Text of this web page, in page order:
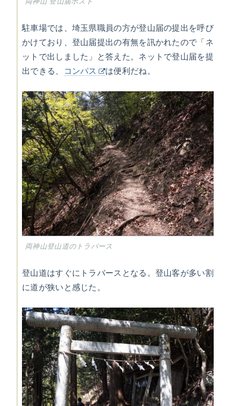
駐車場では、埼玉県職員の方が登山届の提出を呼び
かけており、登山届提出の有無を訊かれたので「ネ
ットで出しました」と答えた。ネットで登山届を提
出できる、
コンパス は便利だね。
両神山登山道のトラバース
登山道はすぐにトラバースとなる。登山客が多い割
に道が狭いと感じた。